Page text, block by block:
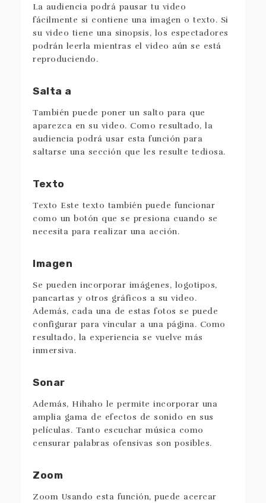
La audiencia podrá pausar tu video
fácilmente si contiene una imagen o texto. Si
su video tiene una sinopsis, los espectadores
podrán leerla mientras el video aún se está
reproduciendo.
Salta a
También puede poner un salto para que
aparezca en su video. Como resultado, la
audiencia podrá usar esta función para
saltarse una sección que les resulte tediosa.
Texto
Texto Este texto también puede funcionar
como un botón que se presiona cuando se
necesita para realizar una acción.
Imagen
Se pueden incorporar imágenes, logotipos,
pancartas y otros gráficos a su video.
Además, cada una de estas fotos se puede
configurar para vincular a una página. Como
resultado, la experiencia se vuelve más
inmersiva.
Sonar
Además, Hihaho le permite incorporar una
amplia gama de efectos de sonido en sus
películas. Tanto escuchar música como
censurar palabras ofensivas son posibles.
Zoom
Zoom Usando esta función, puede acercar